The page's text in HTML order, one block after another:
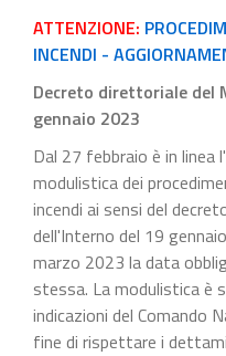
ATTENZIONE:
INCENDI -
Decreto direttoriale del
gennaio 2023
Dal 27 febbraio è in linea
modulistica dei
incendi ai sensi del
dell'Interno del 19
marzo 2023 la data
stessa. La modulistica è
indicazioni del Comando
fine di rispettare i